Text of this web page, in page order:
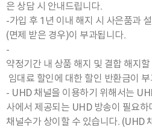
은 상담 시 안내드립니다.
-가입 후 1년 이내 해지 시 사은품과
(면제 받은 경우)이 부과됩니다.
-
약정기간 내 상품 해지 및 결합 해지
임대료 할인에 대한 할인 반환금이
- UHD 채널을 이용하기 위해서는
사에서 제공되는 UHD 방송이 필요
채널수가 상이할 수 있습니다. (UHD